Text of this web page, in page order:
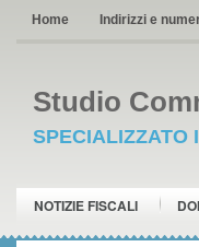
Home Indirizzi e
Studio
SPECIALIZZATO
NOTIZIE FISCALI